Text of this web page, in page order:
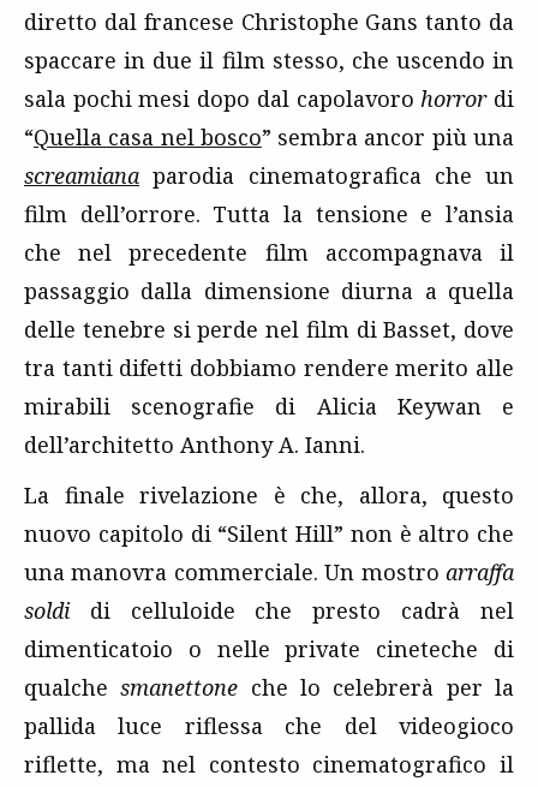
diretto dal francese Christophe Gans tanto da
spaccare in due il film stesso, che uscendo in
sala pochi mesi dopo dal capolavorohorrordi
“Quella casa nel bosco” sembra ancor più una
screamiana parodia cinematografica che un
film dell’orrore. Tutta la tensione e l’ansia
che nel precedente film accompagnava il
passaggio dalla dimensione diurna a quella
delle tenebre si perde nel film di Basset, dove
tra tanti difetti dobbiamo rendere merito alle
mirabili scenografie di Alicia Keywan e
dell’architetto Anthony A. Ianni.
La finale rivelazione è che, allora, questo
nuovo capitolo di “Silent Hill” non è altro che
una manovra commerciale. Un mostro arraffa
soldi di celluloide che presto cadrà nel
dimenticatoio o nelle private cineteche di
qualchesmanettone che lo celebrerà per la
pallida luce riflessa che del videogioco
riflette, ma nel contesto cinematografico il